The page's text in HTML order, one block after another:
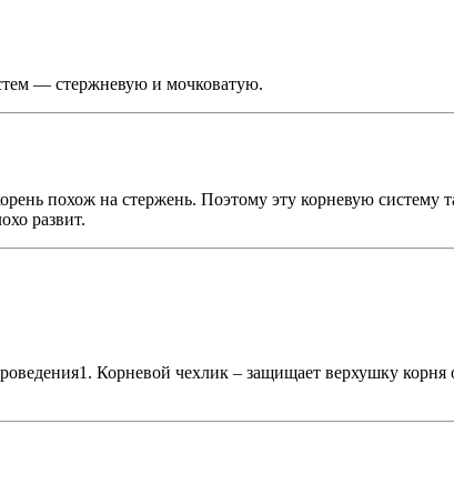
— стержневую и мочковатую.
похож на стержень. Поэтому эту корневую систему
развит.
Корневой чехлик – защищает верхушку